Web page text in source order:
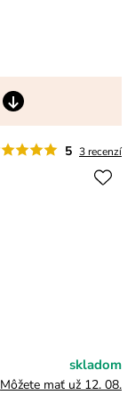
5 3 recenzí
skladom
Môžete mať už 12. 08.